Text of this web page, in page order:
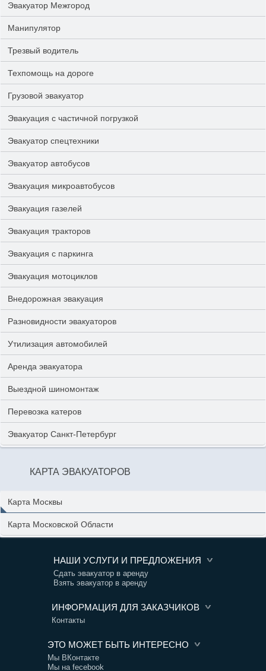
Эвакуатор Межгород
Манипулятор
Трезвый водитель
Техпомощь на дороге
Грузовой эвакуатор
Эвакуация с частичной погрузкой
Эвакуатор спецтехники
Эвакуатор автобусов
Эвакуация микроавтобусов
Эвакуация газелей
Эвакуация тракторов
Эвакуация с паркинга
Эвакуация мотоциклов
Внедорожная эвакуация
Разновидности эвакуаторов
Утилизация автомобилей
Аренда эвакуатора
Выездной шиномонтаж
Перевозка катеров
Эвакуатор Санкт-Петербург
КАРТА ЭВАКУАТОРОВ
Карта Москвы
Карта Московской Области
НАШИ УСЛУГИ И ПРЕДЛОЖЕНИЯ
Сдать эвакуатор в аренду
Взять эвакуатор в аренду
ИНФОРМАЦИЯ ДЛЯ ЗАКАЗЧИКОВ
Контакты
ЭТО МОЖЕТ БЫТЬ ИНТЕРЕСНО
Мы ВКонтакте
Мы на fecebook